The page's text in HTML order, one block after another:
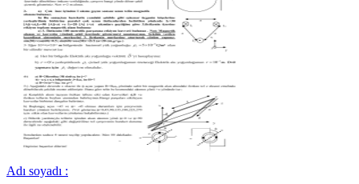
Adı soyadı :